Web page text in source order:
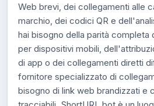
Web brevi, dei collegamenti alle
marchio, dei codici QR e
hai bisogno della parità completa
per dispositivi mobili,
di app o dei collegamenti diretti
fornitore specializzato di
bisogno di link web brandizzati e